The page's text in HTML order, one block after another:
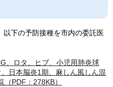
以下の予防接種を市内の委託医
、ロタ、ヒブ、小児用肺炎球
日本脳炎1期、麻しん風しん混
PDF：278KB）